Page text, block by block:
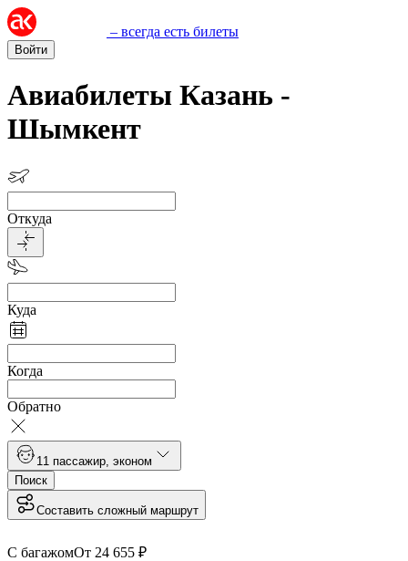
– всегда есть билеты
Войти
Авиабилеты Казань -
Шымкент
Откуда
Куда
Когда
Обратно
1 1 пассажир эконом
Поиск
Составить сложный маршрут
С багажомОт 24 655 ₽